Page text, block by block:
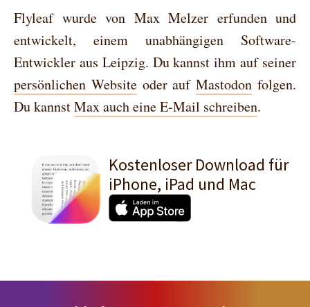
archive import option,…
works great on macOS. Back then, I wrote a
Flyleaf wurde von Max Melzer erfunden und
entwickelt, einem unabhängigen Software-
Entwickler aus Leipzig. Du kannst ihm auf seiner
persönlichen Websiteoder aufMastodon folgen.
Du kannstMax auch eine E-Mail schreiben.
Kostenloser Download für
iPhone, iPad und Mac